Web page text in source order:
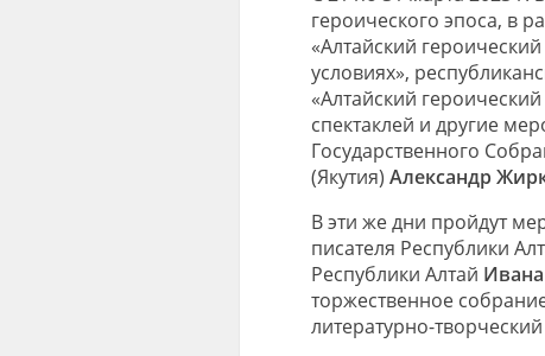
героического эпоса, в
«Алтайский
условиях»,
«Алтайский
спектаклей и другие
Государственного
(Якутия) Александр
В эти же дни пройдут
писателя Республики
Республики Алтай
торжественное
литературно-